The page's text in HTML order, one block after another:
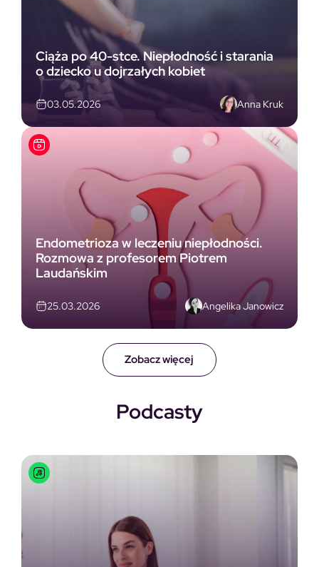
Zobacz więcej
Ciąża po 40-stce. Niepłodność i starania
o dziecko u dojrzałych kobiet
03.05.2026 Anna Kruk
Endometrioza w leczeniu niepłodności.
Rozmowa z profesorem Piotrem
Laudańskim
25.03.2026 Angelika Janowicz
Podcasty